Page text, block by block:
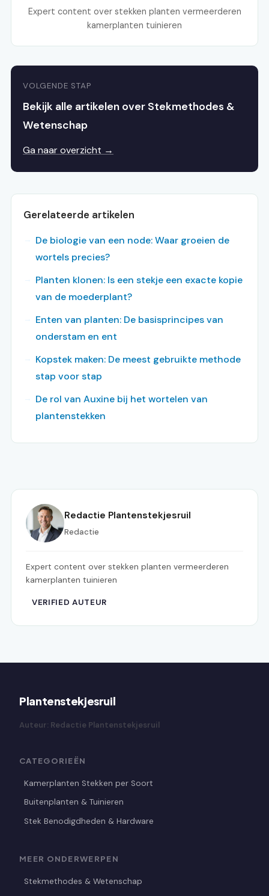
Expert content over stekken planten vermeerderen
kamerplanten tuinieren
VOLGENDE STAP
Bekijk alle artikelen over Stekmethodes &
Wetenschap
Ga naar overzicht →
Gerelateerde artikelen
De biologie van een node: Waar groeien de
wortels precies?
Planten klonen: Is een stekje een exacte kopie
van de moederplant?
Enten van planten: De basisprincipes van
onderstam en ent
Kopstek maken: De meest gebruikte methode
stap voor stap
De rol van Auxine bij het wortelen van
plantenstekken
Redactie Plantenstekjesruil
Redactie
Expert content over stekken planten vermeerderen
kamerplanten tuinieren
VERIFIED AUTEUR
Plantenstekjesruil
Auteur: Redactie Plantenstekjesruil
CATEGORIEËN
Kamerplanten Stekken per Soort
Buitenplanten & Tuinieren
Stek Benodigdheden & Hardware
MEER ONDERWERPEN
Stekmethodes & Wetenschap